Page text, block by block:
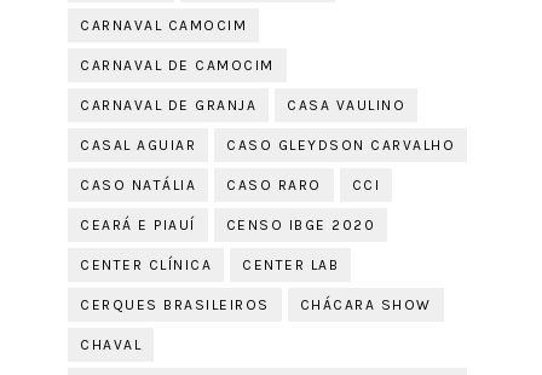
CARNAVAL CAMOCIM
CARNAVAL DE CAMOCIM
CARNAVAL DE GRANJA CASA VAULINO
CASAL AGUIAR CASO GLEYDSON CARVALHO
CASO NATÁLIA CASO RARO CCI
CEARÁ E PIAUÍ CENSO IBGE 2020
CENTER CLÍNICA CENTER LAB
CERQUES BRASILEIROS CHÁCARA SHOW
CHAVAL